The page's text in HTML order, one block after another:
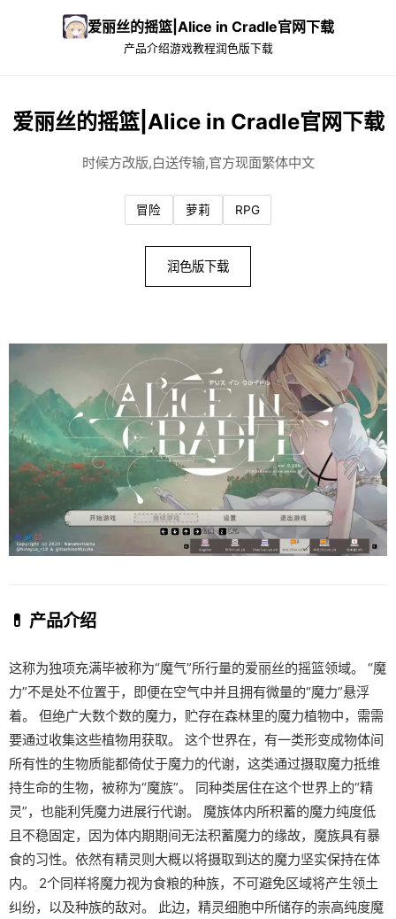
爱丽丝的摇篮|Alice in Cradle官网下载
产品介绍游戏教程润色版下载
爱丽丝的摇篮|Alice in Cradle官网下载
时候方改版,白送传输,官方现面繁体中文
冒险 萝莉 RPG
润色版下载
💊 产品介绍
这称为独项充满毕被称为“魔气”所行量的爱丽丝的摇篮领域。 “魔
力”不是处不位置于，即便在空气中并且拥有微量的“魔力”悬浮
着。 但绝广大数个数的魔力，贮存在森林里的魔力植物中，需需
要通过收集这些植物用获取。 这个世界在，有一类形变成物体间
所有性的生物质能都倚仗于魔力的代谢，这类通过摄取魔力抵维
持生命的生物，被称为“魔族”。 同种类居住在这个世界上的“精
灵”，也能利凭魔力进展行代谢。 魔族体内所积蓄的魔力纯度低
且不稳固定，因为体内期期间无法积蓄魔力的缘故，魔族具有暴
食的习性。依然有精灵则大概以将摄取到达的魔力坚实保持在体
内。 2个同样将魔力视为食粮的种族，不可避免区域将产生领土
纠纷，以及种族的敌对。 此边，精灵细胞中所储存的崇高纯度魔